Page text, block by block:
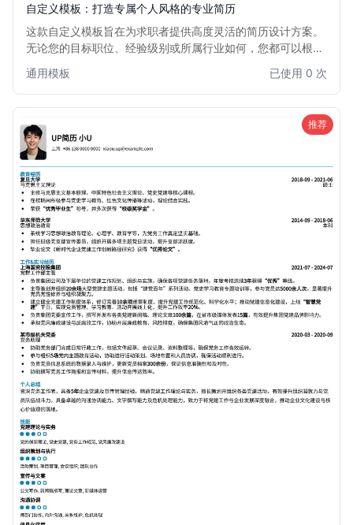
自定义模板：打造专属个人风格的专业简历
这款自定义模板旨在为求职者提供高度灵活的简历设计方案。
无论您的目标职位、经验级别或所属行业如何，您都可以根据
全符合个人品牌和招聘单位偏好的简历。它适用于所有希望展
现独特个性和专业素养的求职者。
通用模板 已使用 0 次
推荐